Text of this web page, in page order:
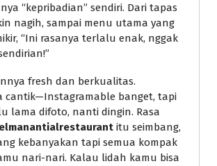
“kepribadian” sendiri. Dari tapas
nagih, sampai menu utama yang
“Ini rasanya terlalu enak, nggak
fresh dan berkualitas.
cantik—Instagramable banget, tapi
lama difoto, nanti dingin. Rasa
elmanantialrestaurant itu seimbang,
kebanyakan tapi semua kompak
nari-nari. Kalau lidah kamu bisa